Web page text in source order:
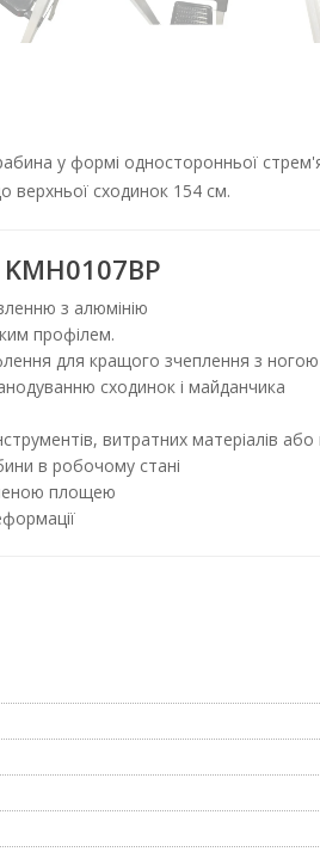
у формі односторонньої
верхньої сходинок 154 см.
KMH0107BP
з алюмінію
профілем.
для кращого зчеплення з ногою
сходинок і майданчика
витратних матеріалів
в робочому стані
площею